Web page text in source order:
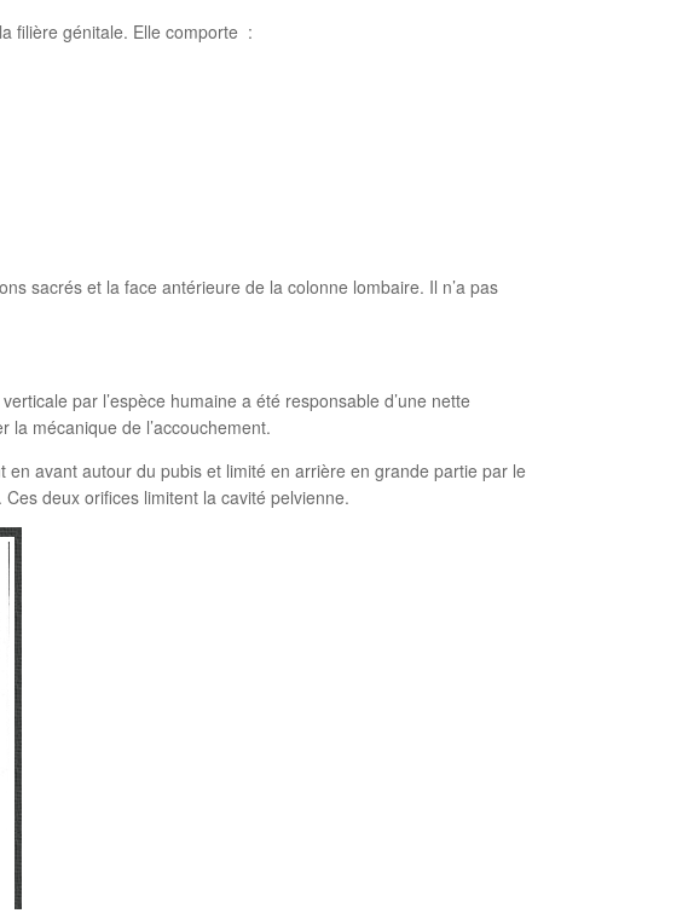
filière génitale. Elle comporte :
sacrés et la face antérieure de la colonne lombaire. Il n’a pas
par l’espèce humaine a été responsable d’une nette
mécanique de l’accouchement.
en avant autour du pubis et limité en arrière en grande partie par le
deux orifices limitent la cavité pelvienne.